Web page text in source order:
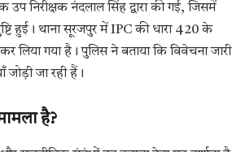
निरीक्षक नंदलाल सिंह द्वारा की गई, जिसमें
पुष्टि हुई। थाना सूरजपुर में IPC की धारा 420 के
लिया गया है। पुलिस ने बताया कि विवेचना जारी
जा रही हैं।
है?